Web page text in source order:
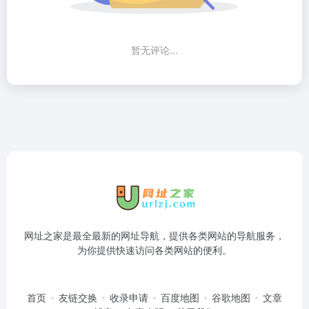
暂无评论...
网址之家是最全最新的网址导航，提供各类网站的导航服务，
为你提供快速访问各类网站的便利。
首页 友链交换 收录申请 百度地图 谷歌地图
文章